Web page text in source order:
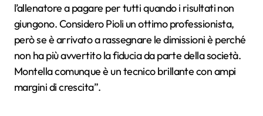
l’allenatore a pagare per tutti quando i risultati non
giungono. Considero Pioli un ottimo professionista,
però se è arrivato a rassegnare le dimissioni è perché
non ha più avvertito la fiducia da parte della società.
Montella comunque è un tecnico brillante con ampi
margini di crescita”.